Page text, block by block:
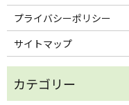
プライバシーポリシー
サイトマップ